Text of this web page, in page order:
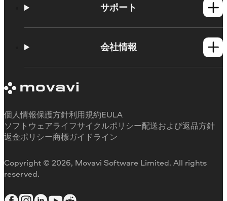
Mac製品
サポート
使い方
体験版の制約
払い戻し
会社情報
お客様の声
当社が選ばれる理由
Copyright © 2026, Movavi Software Limited. All rights
reserved.
個人情報保護方針利用規約EULA
ソフトウェアライフサイクルポリシー配送および返品方針
返金ポリシー商標ガイドライン